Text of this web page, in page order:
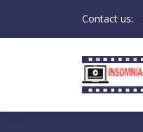
Contact us: